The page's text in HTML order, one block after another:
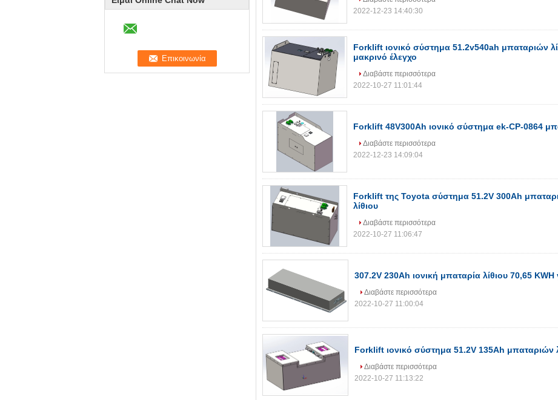
2022-12-23 14:40:30
Forklift ιονικό σύστημα 51.2v540ah μπαταριών
μακρινό έλεγχο
Διαβάστε περισσότερα
2022-10-27 11:01:44
Forklift 48V300Ah ιονικό σύστημα ek-CP-0864
Διαβάστε περισσότερα
2022-12-23 14:09:04
Forklift της Toyota σύστημα 51.2V 300Ah
λίθιου
Διαβάστε περισσότερα
2022-10-27 11:06:47
307.2V 230Ah ιονική μπαταρία λίθιου 70,65
Διαβάστε περισσότερα
2022-10-27 11:00:04
Forklift ιονικό σύστημα 51.2V 135Ah μπαταριών
Διαβάστε περισσότερα
2022-10-27 11:13:22